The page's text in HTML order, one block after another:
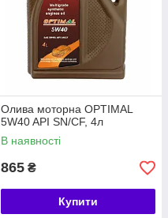
Олива моторна OPTIMAL
5W40 API SN/CF, 4л
В наявності
865 ₴
Купити